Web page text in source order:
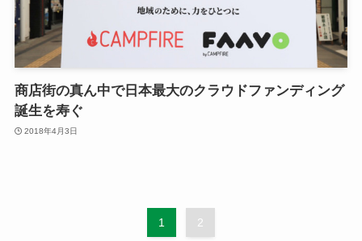
商店街の真ん中で日本最大のクラウドファンディング
誕生を寿ぐ
2018年4月3日
1 2